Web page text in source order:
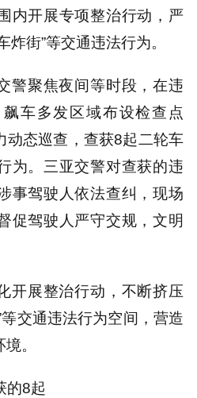
内开展专项整治行动，严
炸街”等交通违法行为。
警聚焦夜间等时段，在违
车多发区域布设检查点
动态巡查，查获8起二轮车
为。三亚交警对查获的违
事驾驶人依法查纠，现场
促驾驶人严守交规，文明
开展整治行动，不断挤压
交通违法行为空间，营造
。
的8起